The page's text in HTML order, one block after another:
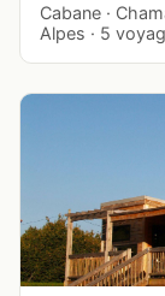
Cabane ·
Alpes · 5